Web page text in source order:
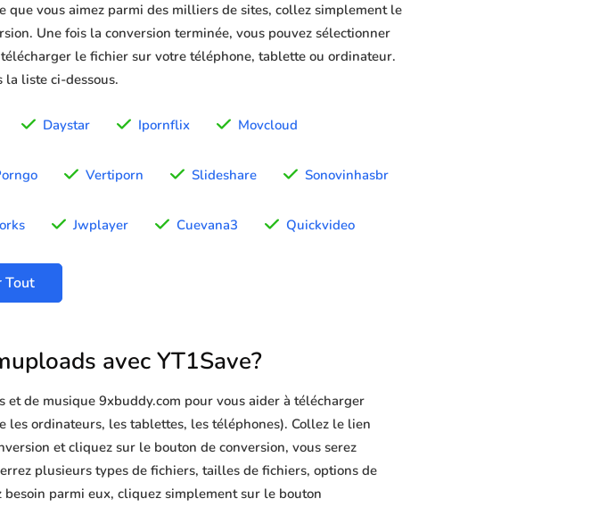
vous aimez parmi des milliers de sites, collez simplement le
Une fois la conversion terminée, vous pouvez sélectionner
le fichier sur votre téléphone, tablette ou ordinateur.
la liste ci-dessous.
Daystar Ipornflix Movcloud
Vertiporn Slideshare Sonovinhasbr
Jwplayer Cuevana3 Quickvideo
Tout
avec YT1Save?
de musique 9xbuddy.com pour vous aider à télécharger
ordinateurs, les tablettes, les téléphones). Collez le lien
et cliquez sur le bouton de conversion, vous serez
plusieurs types de fichiers, tailles de fichiers, options de
parmi eux, cliquez simplement sur le bouton